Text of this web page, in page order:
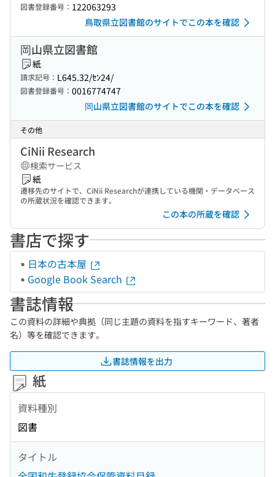
図書登録番号： 122063293
鳥取県立図書館のサイトでこの本を確認
岡山県立図書館
紙
請求記号： L645.32/ｾﾝ24/
図書登録番号： 0016774747
岡山県立図書館のサイトでこの本を確認
その他
CiNii Research
検索サービス
紙
遷移先のサイトで、CiNii Researchが連携している機関・データベース
の所蔵状況を確認できます。
この本の所蔵を確認
書店で探す
日本の古本屋
Google Book Search
書誌情報
この資料の詳細や典拠（同じ主題の資料を指すキーワード、著者
名）等を確認できます。
書誌情報を出力
紙
資料種別
図書
タイトル